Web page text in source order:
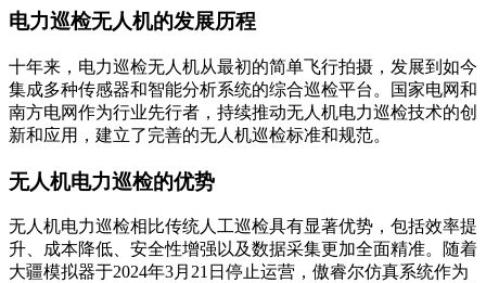
电力巡检无人机的发展历程
十年来，电力巡检无人机从最初的简单飞行拍摄，发展到如今
集成多种传感器和智能分析系统的综合巡检平台。国家电网和
南方电网作为行业先行者，持续推动无人机电力巡检技术的创
新和应用，建立了完善的无人机巡检标准和规范。
无人机电力巡检的优势
无人机电力巡检相比传统人工巡检具有显著优势，包括效率提
升、成本降低、安全性增强以及数据采集更加全面精准。随着
大疆模拟器于2024年3月21日停止运营，傲睿尔仿真系统作为